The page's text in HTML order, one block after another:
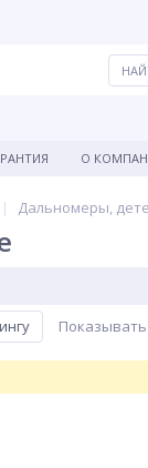
О
Дальномеры,